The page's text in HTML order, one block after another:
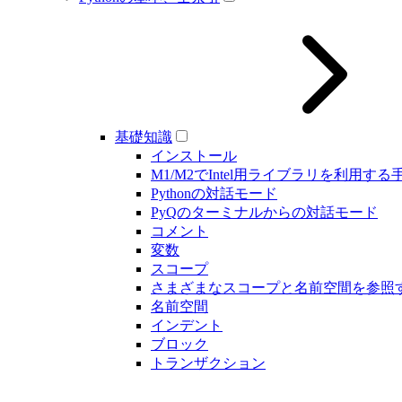
基礎知識
インストール
M1/M2でIntel用ライブラリを利用する
Pythonの対話モード
PyQのターミナルからの対話モード
コメント
変数
スコープ
さまざまなスコープと名前空間を参照
名前空間
インデント
ブロック
トランザクション